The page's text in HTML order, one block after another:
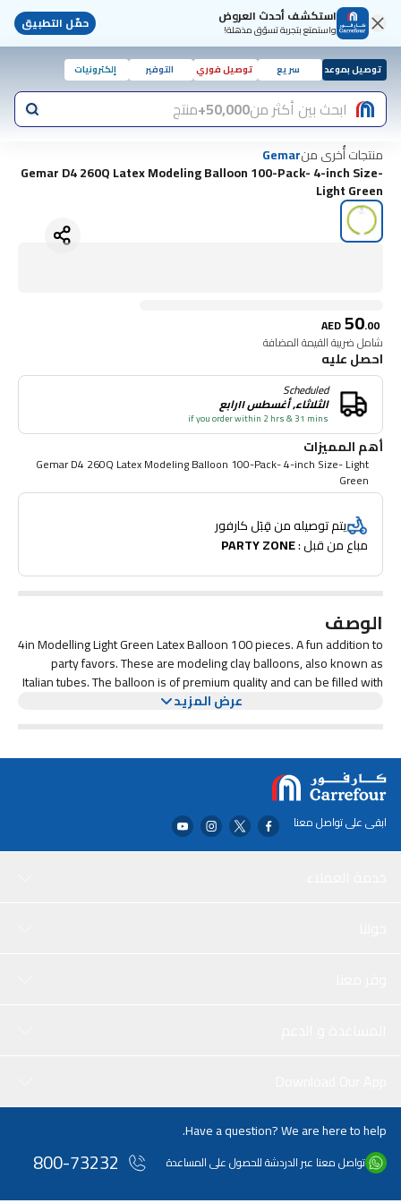
استكشف أحدث العروض
واستمتع بتجربة تسوّق مذهلة! حمّل التطبيق
توصيل بموعد سريع توصيل فوري التوفير إلكترونيات
ابحث بين أكثر من50,000+ منتج
منتجات أُخرى منGemar
Gemar D4 260Q Latex Modeling Balloon 100-Pack- 4-inch Size-
Light Green
AED50.00
شامل ضريبة القيمة المضافة
احصل عليه
Scheduled
الثلاثاء, أغسطس ١١رابع
if you order within 2 hrs & 31 mins
أهم المميزات
Gemar D4 260Q Latex Modeling Balloon 100-Pack- 4-inch Size- Light
Green
يتم توصيله من قِبَل كارفور
مباع من قبل : PARTY ZONE
الوصف
4in Modelling Light Green Latex Balloon 100 pieces. A fun addition to
party favors. These are modeling clay balloons, also known as
Italian tubes. The balloon is of premium quality and can be filled with
air, and is intended for modeling. Perfect for party decorations on
عرض المزيد
ابقى على تواصل معنا
Have a question? We are here to help.
تواصل معنا عبر الدردشة للحصول على المساعدة 800-73232